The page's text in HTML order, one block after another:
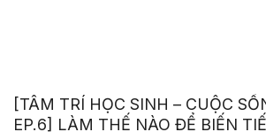
[TÂM TRÍ HỌC SINH – CUỘC
EP.6] LÀM THẾ NÀO ĐỂ BIẾN